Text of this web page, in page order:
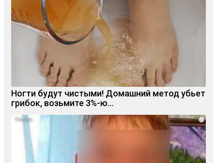
Ногти будут чистыми! Домашний метод убьет
грибок, возьмите 3%-ю…
i